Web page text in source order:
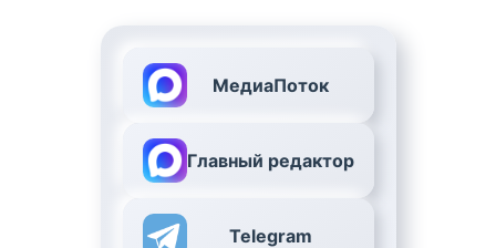
МедиаПоток
Главный редактор
Telegram